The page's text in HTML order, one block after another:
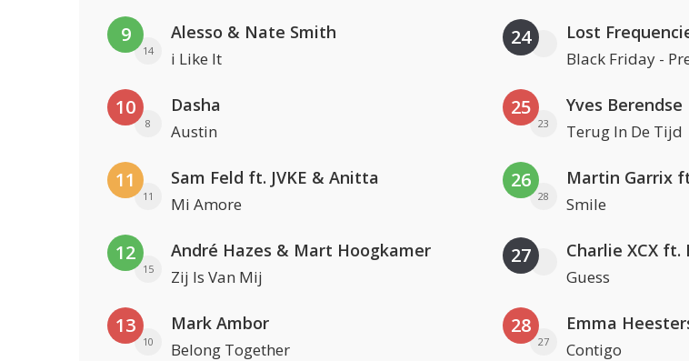
9
14
Alesso & Nate Smith
i Like It
10
8
Dasha
Austin
11
11
Sam Feld ft. JVKE & Anitta
Mi Amore
12
15
André Hazes & Mart Hoogkamer
Zij Is Van Mij
13
10
Mark Ambor
Belong Together
24 Lost
Black Friday -
25
23
Yves Berendse
Terug In De Tijd
26
28
Martin Garrix
Smile
27 Charlie XCX ft.
Guess
28
27
Emma
Contigo